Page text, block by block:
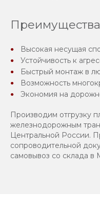
Высокая несущая
Устойчивость к
Быстрый монтаж в
Возможность
Экономия на
Производим отгрузку
железнодорожным
Центральной России.
сопроводительной
самовывоз со склада в